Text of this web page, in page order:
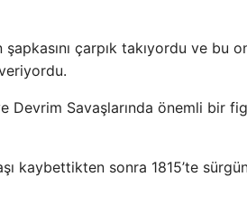
çarpık takıyordu ve bu
Devrim Savaşlarında önemli bir
kaybettikten sonra 1815’te